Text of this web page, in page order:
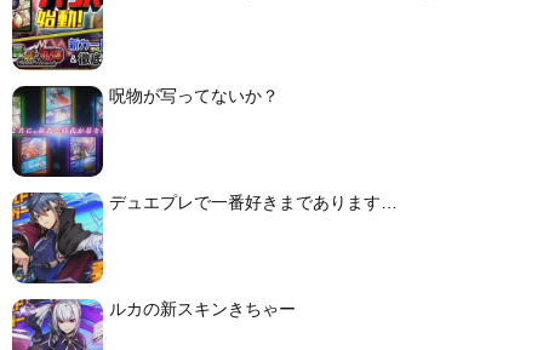
呪物が写ってないか？
デュエプレで一番好きまであります…
ルカの新スキンきちゃー